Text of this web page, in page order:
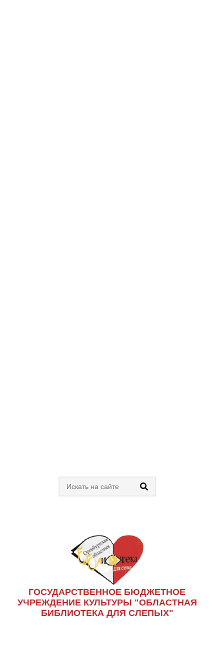
ГОСУДАРСТВЕННОЕ БЮДЖЕТНОЕ
УЧРЕЖДЕНИЕ КУЛЬТУРЫ "ОБЛАСТНАЯ
БИБЛИОТЕКА ДЛЯ СЛЕПЫХ"